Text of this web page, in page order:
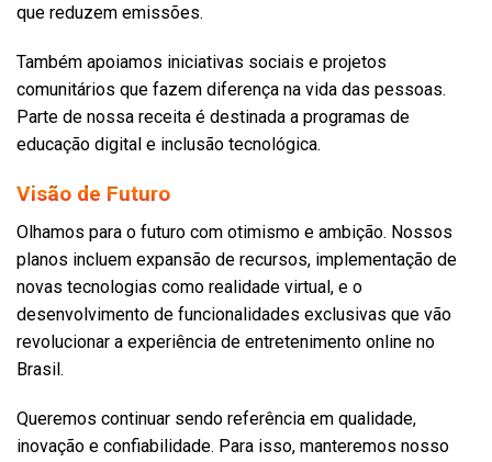
que reduzem emissões.
Também apoiamos iniciativas sociais e projetos
comunitários que fazem diferença na vida das pessoas.
Parte de nossa receita é destinada a programas de
educação digital e inclusão tecnológica.
Visão de Futuro
Olhamos para o futuro com otimismo e ambição. Nossos
planos incluem expansão de recursos, implementação de
novas tecnologias como realidade virtual, e o
desenvolvimento de funcionalidades exclusivas que vão
revolucionar a experiência de entretenimento online no
Brasil.
Queremos continuar sendo referência em qualidade,
inovação e confiabilidade. Para isso, manteremos nosso